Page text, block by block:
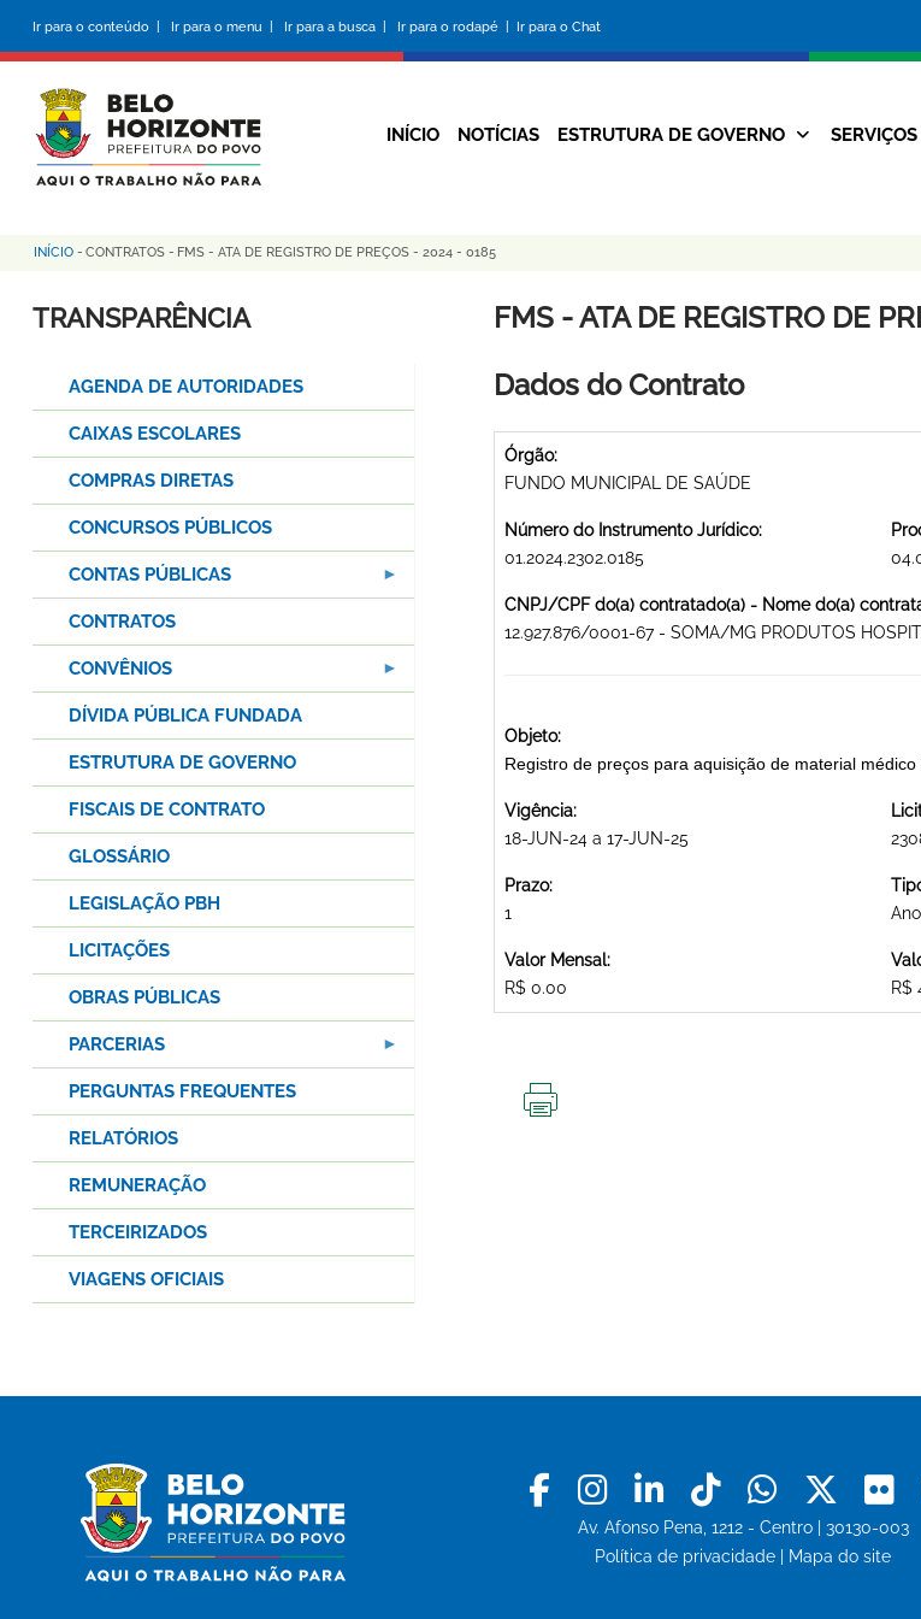
conteúdo
principal
Ir para o conteúdo | Ir para o menu | Ir para a busca | Ir para o rodapé | Ir para o Chat
da
Prefeitura
Navegação
INÍCIO NOTÍCIAS ESTRUTURA DE GOVERNO SERVIÇOS
Trilha
de
INÍCIO - CONTRATOS - FMS - ATA DE REGISTRO DE PREÇOS - 2024 - 0185
FMS - ATA DE REGISTRO DE
Dados do Contrato
Órgão:
FUNDO MUNICIPAL DE SAÚDE
Número do Instrumento Jurídico:
01.2024.2302.0185
CNPJ/CPF do(a) contratado(a) - Nome do(a)
12.927.876/0001-67 - SOMA/MG PRODUTOS
Objeto:
Registro de preços para aquisição de material
Vigência:
18-JUN-24 a 17-JUN-25
Prazo:
1
Ano
Valor Mensal:
R$ 0.00
R$
TRANSPARÊNCIA
AGENDA DE AUTORIDADES
CAIXAS ESCOLARES
COMPRAS DIRETAS
CONCURSOS PÚBLICOS
CONTAS PÚBLICAS
CONTRATOS
CONVÊNIOS
DÍVIDA PÚBLICA FUNDADA
ESTRUTURA DE GOVERNO
FISCAIS DE CONTRATO
GLOSSÁRIO
LEGISLAÇÃO PBH
LICITAÇÕES
OBRAS PÚBLICAS
PARCERIAS
PERGUNTAS FREQUENTES
RELATÓRIOS
REMUNERAÇÃO
TERCEIRIZADOS
VIAGENS OFICIAIS
Facebook
Instagram
LinkedinTiktok X
Av. Afonso Pena, 1212 - Centro | 30130-003
Política de privacidade
Mapa do site